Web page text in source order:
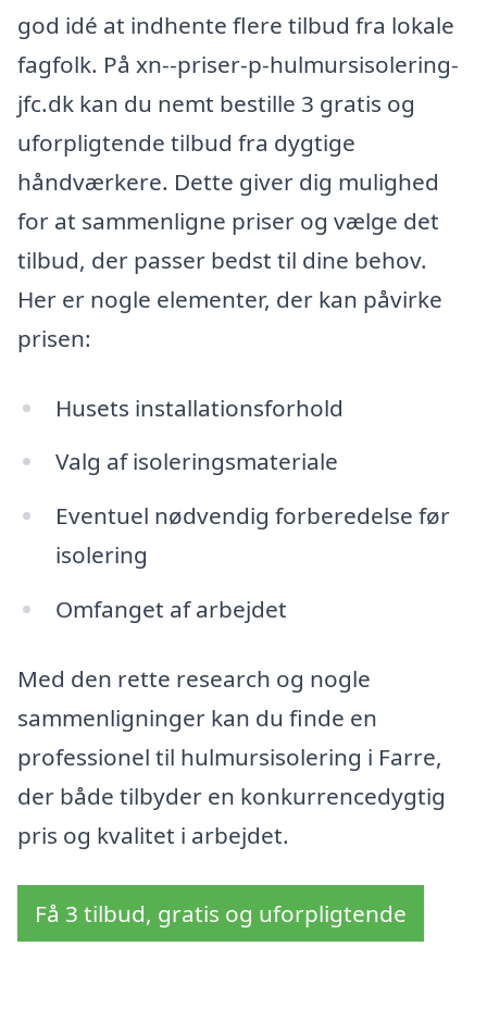
god idé at indhente flere tilbud fra lokale
fagfolk. På xn--priser-p-hulmursisolering-
jfc.dk kan du nemt bestille 3 gratis og
uforpligtende tilbud fra dygtige
håndværkere. Dette giver dig mulighed
for at sammenligne priser og vælge det
tilbud, der passer bedst til dine behov.
Her er nogle elementer, der kan påvirke
prisen:
Husets installationsforhold
Valg af isoleringsmateriale
Eventuel nødvendig forberedelse før
isolering
Omfanget af arbejdet
Med den rette research og nogle
sammenligninger kan du finde en
professionel til hulmursisolering i Farre,
der både tilbyder en konkurrencedygtig
pris og kvalitet i arbejdet.
Få 3 tilbud, gratis og uforpligtende